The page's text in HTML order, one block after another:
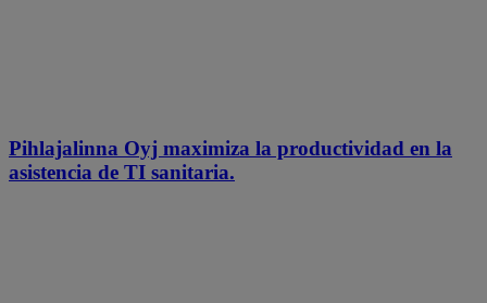
Pihlajalinna Oyj maximiza la productividad en la
asistencia de TI sanitaria.